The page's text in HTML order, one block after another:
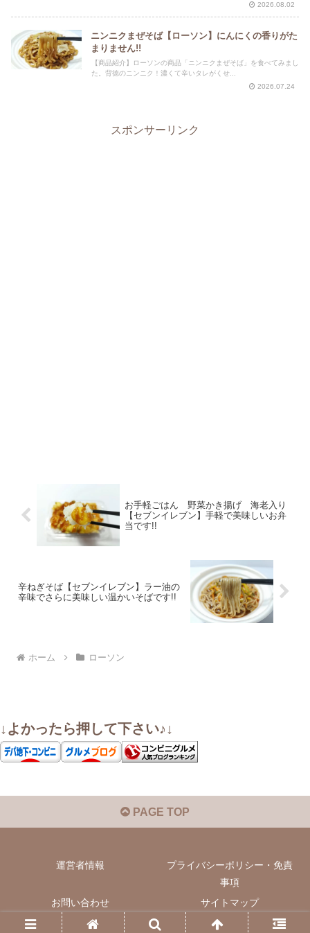
2026.08.02
ニンニクまぜそば【ローソン】にんにくの香りがた
まりません!!
【商品紹介】ローソンの商品「ニンニクまぜそば」を食べてみまし
た。背徳のニンニク！濃くて辛いタレがくせ...
2026.07.24
スポンサーリンク
お手軽ごはん 野菜かき揚げ 海老入り
【セブンイレブン】手軽で美味しいお弁
当です!!
辛ねぎそば【セブンイレブン】ラー油の
辛味でさらに美味しい温かいそばです!!
ホーム ローソン
↓よかったら押して下さい♪↓
PAGE TOP
運営者情報
プライバシーポリシー・免責
事項
お問い合わせ
サイトマップ
© 2022 いぬきちのコンビニ飯.